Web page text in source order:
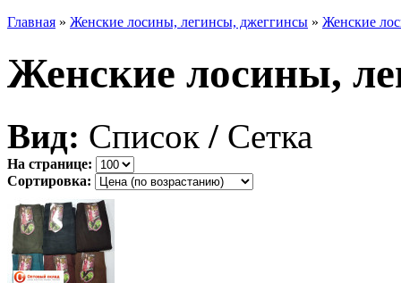
Главная » Женские лосины, легинсы, джеггинсы » Женские
Женские лосины,
Вид: Список / Сетка
На странице:
Сортировка: